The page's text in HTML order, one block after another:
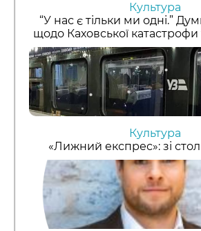
Культура
“У нас є тільки ми одні.”
щодо Каховської катастрофи
Культура
«Лижний експрес»: зі